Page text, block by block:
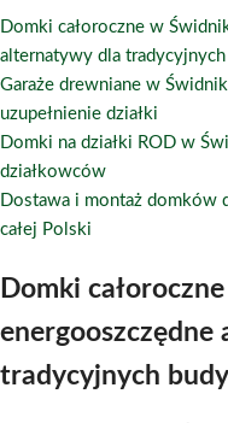
Domki całoroczne w
alternatywy dla
Garaże drewniane w
uzupełnienie działki
Domki na działki ROD w
działkowców
Dostawa i montaż domków
całej Polski
Domki
tradycyjnych